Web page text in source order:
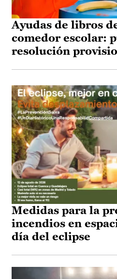
Ayudas de libros
comedor escolar:
resolución
Medidas para la
incendios en
día del eclipse